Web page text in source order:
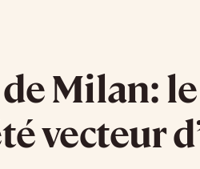
Milan: le
vecteur